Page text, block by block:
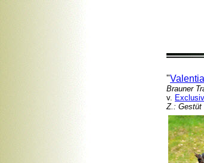
"
Brauner
v. Exclusiv
Z.: Gestüt